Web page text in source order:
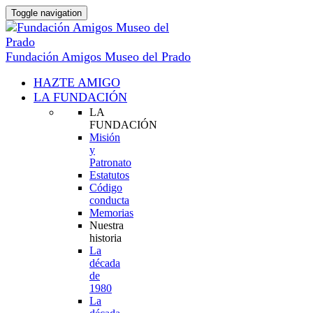
Toggle navigation
Fundación Amigos Museo del Prado
HAZTE AMIGO
LA FUNDACIÓN
LA
FUNDACIÓN
Misión
y
Patronato
Estatutos
Código
conducta
Memorias
Nuestra
historia
La
década
de
1980
La